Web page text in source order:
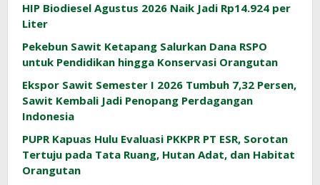
HIP Biodiesel Agustus 2026 Naik Jadi Rp14.924 per
Liter
Pekebun Sawit Ketapang Salurkan Dana RSPO
untuk Pendidikan hingga Konservasi Orangutan
Ekspor Sawit Semester I 2026 Tumbuh 7,32 Persen,
Sawit Kembali Jadi Penopang Perdagangan
Indonesia
PUPR Kapuas Hulu Evaluasi PKKPR PT ESR, Sorotan
Tertuju pada Tata Ruang, Hutan Adat, dan Habitat
Orangutan